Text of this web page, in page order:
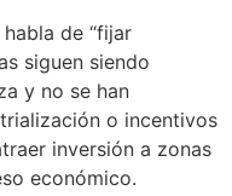
de “fijar
siguen siendo
y no se han
o incentivos
inversión a zonas
económico.